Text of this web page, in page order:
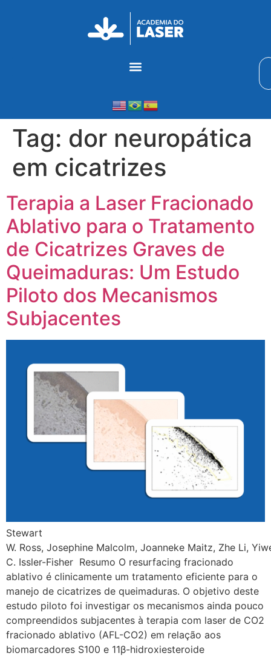
Tag: dor neuropática
em cicatrizes
Terapia a Laser Fracionado
Ablativo para o Tratamento
de Cicatrizes Graves de
Queimaduras: Um Estudo
Piloto dos Mecanismos
Subjacentes
Stewart
W. Ross, Josephine Malcolm, Joanneke Maitz, Zhe Li,
C. Issler-Fisher Resumo O resurfacing fracionado
ablativo é clinicamente um tratamento eficiente para o
manejo de cicatrizes de queimaduras. O objetivo deste
estudo piloto foi investigar os mecanismos ainda pouco
compreendidos subjacentes à terapia com laser de CO2
fracionado ablativo (AFL-CO2) em relação aos
biomarcadores S100 e 11β-hidroxiesteroide